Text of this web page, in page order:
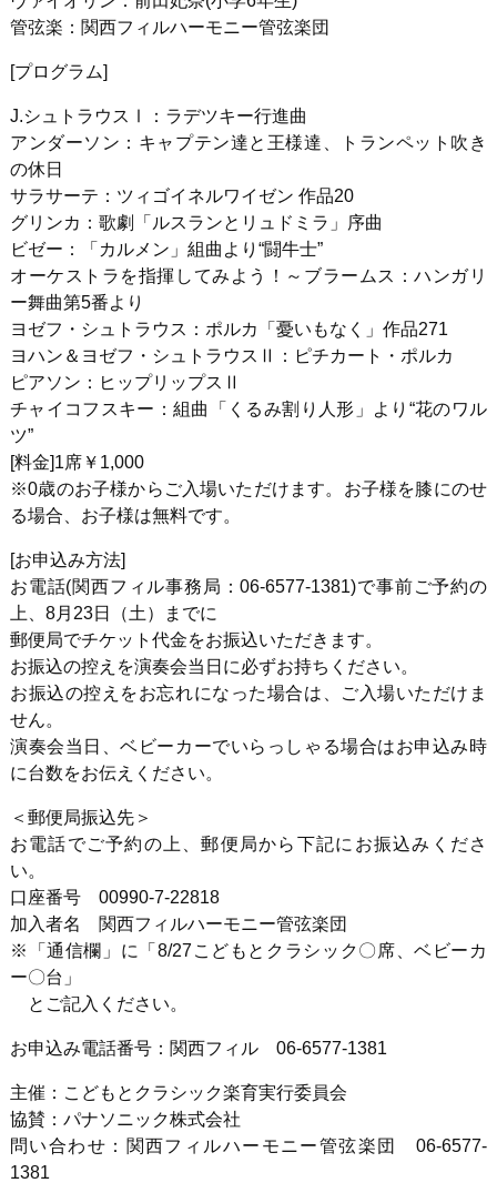
管弦楽：関西フィルハーモニー管弦楽団
[プログラム]
J.シュトラウスⅠ：ラデツキー行進曲
アンダーソン：キャプテン達と王様達、トランペット吹き
の休日
サラサーテ：ツィゴイネルワイゼン 作品20
グリンカ：歌劇「ルスランとリュドミラ」序曲
ビゼー：「カルメン」組曲より“闘牛士”
オーケストラを指揮してみよう！～ブラームス：ハンガリ
ー舞曲第5番より
ヨゼフ・シュトラウス：ポルカ「憂いもなく」作品271
ヨハン＆ヨゼフ・シュトラウスⅡ：ピチカート・ポルカ
ピアソン：ヒップリップスⅡ
チャイコフスキー：組曲「くるみ割り人形」より“花のワル
ツ”
[料金]1席￥1,000
※0歳のお子様からご入場いただけます。お子様を膝にのせ
る場合、お子様は無料です。
[お申込み方法]
お電話(関西フィル事務局：06-6577-1381)で事前ご予約の
上、8月23日（土）までに
郵便局でチケット代金をお振込いただきます。
お振込の控えを演奏会当日に必ずお持ちください。
お振込の控えをお忘れになった場合は、ご入場いただけま
せん。
演奏会当日、ベビーカーでいらっしゃる場合はお申込み時
に台数をお伝えください。
＜郵便局振込先＞
お電話でご予約の上、郵便局から下記にお振込みくださ
い。
口座番号 00990-7-22818
加入者名 関西フィルハーモニー管弦楽団
※「通信欄」に「8/27こどもとクラシック〇席、ベビーカ
ー〇台」
とご記入ください。
お申込み電話番号：関西フィル 06-6577-1381
主催：こどもとクラシック楽育実行委員会
協賛：パナソニック株式会社
問い合わせ：関西フィルハーモニー管弦楽団 06-6577-
1381